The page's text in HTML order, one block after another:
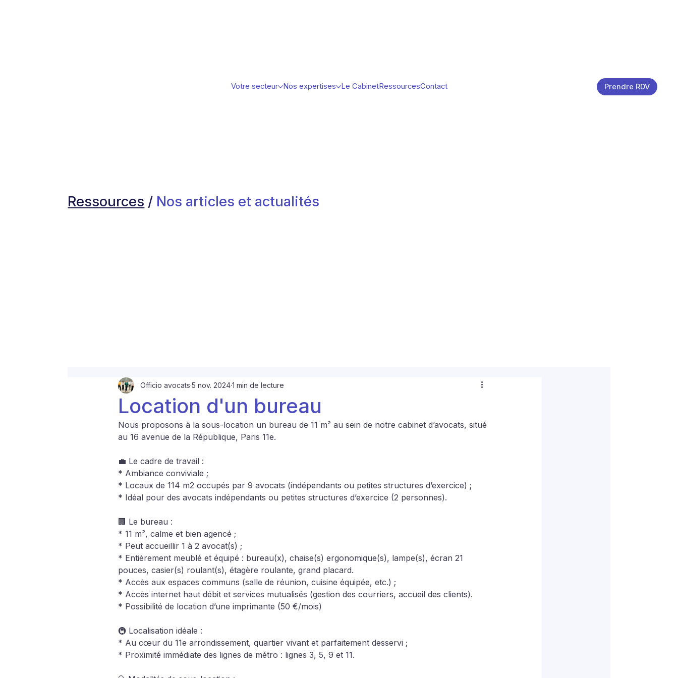
Votre secteur Nos expertises Le CabinetRessourcesContact Prendre RDV
Ressources / Nos articles et actualités
Location d'un bureau
Officio avocats 5 nov. 20241 min de lecture
Nous proposons à la sous-location un bureau de 11 m² au sein de notre cabinet d’avocats, situé
au 16 avenue de la République, Paris 11e.
💼 Le cadre de travail :
* Ambiance conviviale ;
* Locaux de 114 m2 occupés par 9 avocats (indépendants ou petites structures d’exercice) ;
* Idéal pour des avocats indépendants ou petites structures d’exercice (2 personnes).
🏢 Le bureau :
* 11 m², calme et bien agencé ;
* Peut accueillir 1 à 2 avocat(s) ;
* Entièrement meublé et équipé : bureau(x), chaise(s) ergonomique(s), lampe(s), écran 21
pouces, casier(s) roulant(s), étagère roulante, grand placard.
* Accès aux espaces communs (salle de réunion, cuisine équipée, etc.) ;
* Accès internet haut débit et services mutualisés (gestion des courriers, accueil des clients).
* Possibilité de location d’une imprimante (50 €/mois)
🚇 Localisation idéale :
* Au cœur du 11e arrondissement, quartier vivant et parfaitement desservi ;
* Proximité immédiate des lignes de métro : lignes 3, 5, 9 et 11.